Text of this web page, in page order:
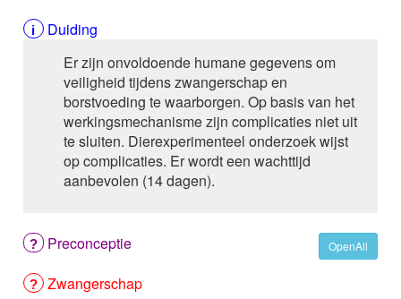
ALFUZOSINE
ALGELDRAAT / MAGNESIUM HYDROXYDE
ALGINAAT Na / BICARBONAAT Na
ALGINAAT Na / Na BICARBONAAT / CALCIUM
CARBONAAT
ALGINEZUUR
ALGLUCOSIDASE alfa
ALIROCUMAB
ALLOPURINOL
ALOGLIPTINE benzoaat
Duiding
Er zijn onvoldoende humane gegevens om
veiligheid tijdens zwangerschap en
borstvoeding te waarborgen. Op basis van het
werkingsmechanisme zijn complicaties niet uit
te sluiten. Dierexperimenteel onderzoek wijst
op complicaties. Er wordt een wachttijd
aanbevolen (14 dagen).
OpenAll
Preconceptie
Zwangerschap